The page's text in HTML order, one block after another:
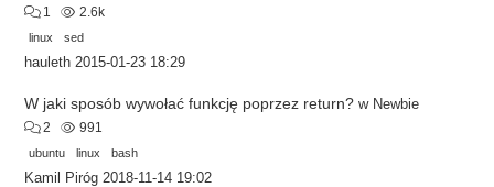
1
2.6k
linux
sed
hauleth 2015-01-23 18:29
W jaki sposób wywołać funkcję poprzez return? w Newbie
2
991
ubuntu
linux bash
Kamil Piróg 2018-11-14 19:02